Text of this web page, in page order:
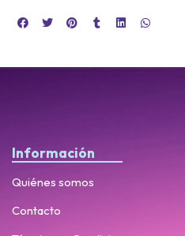
Información
Quiénes somos
Contacto